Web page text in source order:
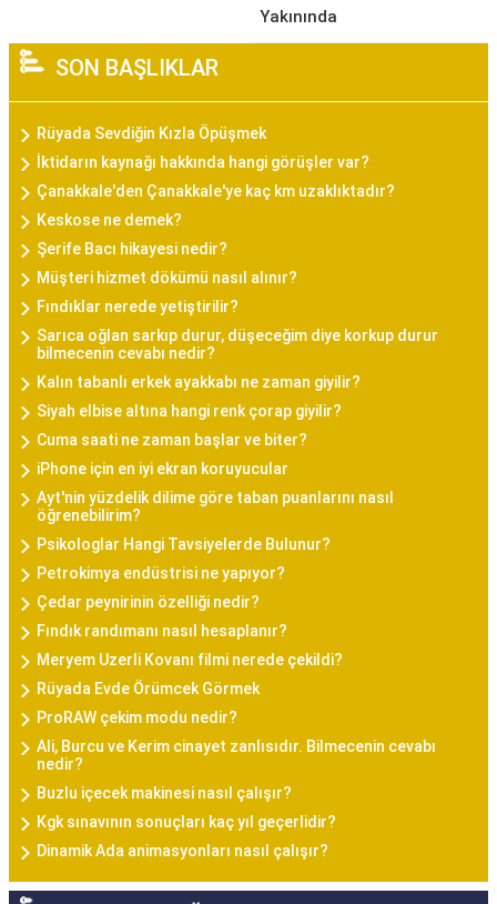
Yakınında
SON BAŞLIKLAR
Rüyada Sevdiğin Kızla Öpüşmek
İktidarın kaynağı hakkında hangi görüşler var?
Çanakkale'den Çanakkale'ye kaç km uzaklıktadır?
Keskose ne demek?
Şerife Bacı hikayesi nedir?
Müşteri hizmet dökümü nasıl alınır?
Fındıklar nerede yetiştirilir?
Sarıca oğlan sarkıp durur, düşeceğim diye korkup durur
bilmecenin cevabı nedir?
Kalın tabanlı erkek ayakkabı ne zaman giyilir?
Siyah elbise altına hangi renk çorap giyilir?
Cuma saati ne zaman başlar ve biter?
iPhone için en iyi ekran koruyucular
Ayt'nin yüzdelik dilime göre taban puanlarını nasıl
öğrenebilirim?
Psikologlar Hangi Tavsiyelerde Bulunur?
Petrokimya endüstrisi ne yapıyor?
Çedar peynirinin özelliği nedir?
Fındık randımanı nasıl hesaplanır?
Meryem Uzerli Kovanı filmi nerede çekildi?
Rüyada Evde Örümcek Görmek
ProRAW çekim modu nedir?
Ali, Burcu ve Kerim cinayet zanlısıdır. Bilmecenin cevabı
nedir?
Buzlu içecek makinesi nasıl çalışır?
Kgk sınavının sonuçları kaç yıl geçerlidir?
Dinamik Ada animasyonları nasıl çalışır?